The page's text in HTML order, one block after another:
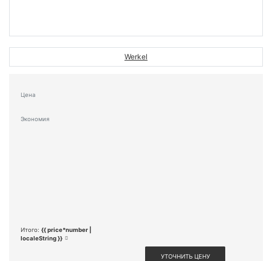
Werkel
Цена
Экономия
Итого: {{ price*number |
localeString }}
УТОЧНИТЬ ЦЕНУ